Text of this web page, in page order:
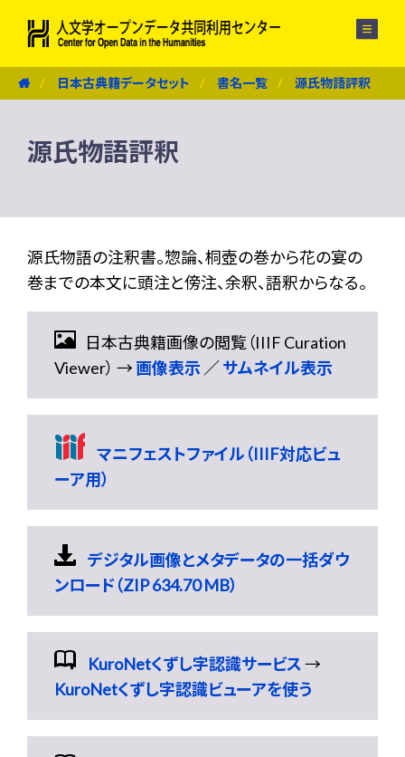
日本古典籍データセット 書名一覧 源氏物語評釈
源氏物語評釈
源氏物語の注釈書。惣論、桐壺の巻から花の宴の
巻までの本文に頭注と傍注、余釈、語釈からなる。
日本古典籍画像の閲覧（IIIF Curation
Viewer） →画像表示 ／サムネイル表示
マニフェストファイル（IIIF対応ビュ
ーア用）
デジタル画像とメタデータの一括ダウ
ンロード（ZIP 634.70 MB）
KuroNetくずし字認識サービス→
KuroNetくずし字認識ビューアを使う